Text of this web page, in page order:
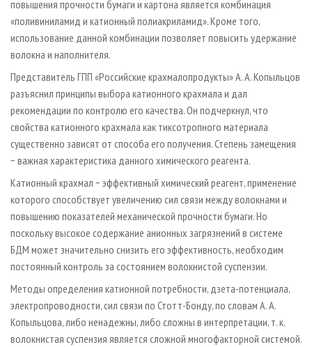
повышения прочности бумаги и картона является комбинация
«поливиниламид и катионный полиакриламид». Кроме того,
использование данной комбинации позволяет повысить удержание
волокна и наполнителя.
Представитель ГПП «Российские крахмалопродукты» А. А. Копыльцов
разъяснил принципы выбора катионного крахмала и дал
рекомендации по контролю его качества. Он подчеркнул, что
свойства катионного крахмала как тиксотропного материа­ла
существенно зависят от способа его получения. Степень замещения
− важная характеристика данного химического реагента.
Катионный крахмал − эффективный химический реагент, применение
которого способствует увеличению сил связи между волокнами и
повышению показателей механической прочнос­ти бумаги. Но
поскольку высокое содержание анионных загрязнений в системе
БДМ может значительно снизить его эффективность, необходим
постоянный контроль за состоянием волокнистой суспензии.
Методы определения катионной потребности, дзета-потенциала,
электропроводности, сил связи по Стотт-Бонду, по словам А. А.
Копыльцова, либо ненадежны, либо сложны в интерпретации, т. к.
волокнистая суспензия является сложной многофакторной системой.